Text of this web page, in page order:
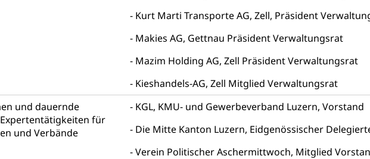
Kurt Marti Transporte AG, Zell, Präsident
Makies AG, Gettnau Präsident Verwaltungsrat
Mazim Holding AG, Zell Präsident Verwaltungsrat
Kieshandels-AG, Zell Mitglied Verwaltungsrat
und dauernde
für
und Verbände
KGL, KMU- und Gewerbeverband Luzern, Vorstand
Die Mitte Kanton Luzern, Eidgenössischer
Verein Politischer Aschermittwoch, Mitglied
Liegenschaftssteuer, Handänderungssteuer, Grundsteuer, Kirchensteuer,
Schlichtungsstelle, Vermittlung, Schlichtung, Mediation
(Volksschulen)
SEG
Gleichberechtigung